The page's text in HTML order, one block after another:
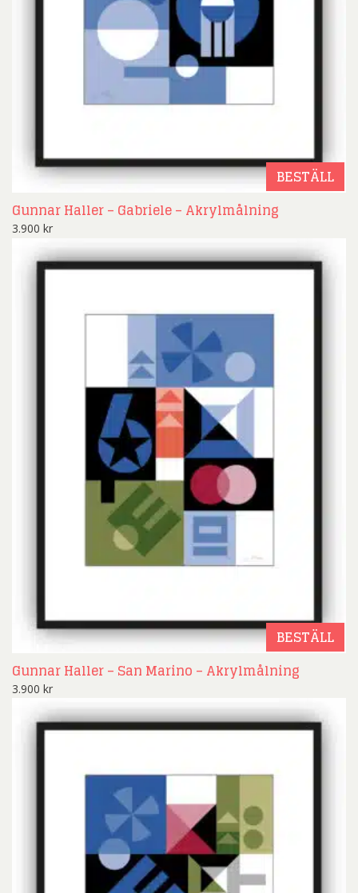
BESTÄLL
Gunnar Haller – Gabriele – Akrylmålning
3.900 kr
BESTÄLL
Gunnar Haller – San Marino – Akrylmålning
3.900 kr